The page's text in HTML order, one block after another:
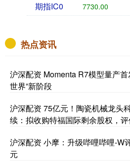
期指IC0 7730.00
热点资讯
沪深配资 Momenta R7模型量产
世界”新阶段
沪深配资 75亿元！陶瓷机械龙头
续：拟收购特福国际剩余股权，
沪深配资 小摩：升级哔哩哔哩-W
元